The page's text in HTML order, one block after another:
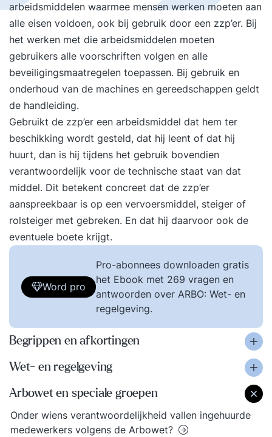
arbeidsmiddelen waarmee mensen werken moeten aan
alle eisen voldoen, ook bij gebruik door een zzp’er. Bij
het werken met die arbeidsmiddelen moeten
gebruikers alle voorschriften volgen en alle
beveiligingsmaatregelen toepassen. Bij gebruik en
onderhoud van de machines en gereedschappen geldt
de handleiding.
Gebruikt de zzp’er een arbeidsmiddel dat hem ter
beschikking wordt gesteld, dat hij leent of dat hij
huurt, dan is hij tijdens het gebruik bovendien
verantwoordelijk voor de technische staat van dat
middel. Dit betekent concreet dat de zzp’er
aanspreekbaar is op een vervoersmiddel, steiger of
rolsteiger met gebreken. En dat hij daarvoor ook de
eventuele boete krijgt.
Word pro
Pro-abonnees downloaden gratis
het Ebook met 269 vragen en
antwoorden over ARBO: Wet- en
regelgeving.
Begrippen en afkortingen
Wet- en regelgeving
Arbowet en speciale groepen
Onder wiens verantwoordelijkheid vallen ingehuurde
medewerkers volgens de Arbowet?